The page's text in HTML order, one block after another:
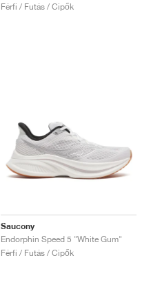
Férfi / Futás / Cipők
Saucony
Endorphin Speed 5 "White Gum"
Férfi / Futás / Cipők